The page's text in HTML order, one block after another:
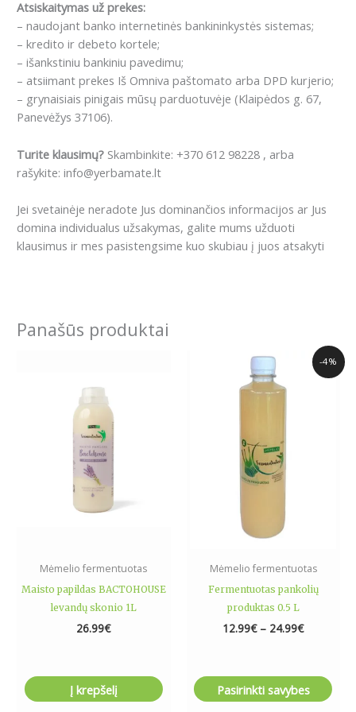
Atsiskaitymas už prekes:
– naudojant banko internetinės bankininkystės sistemas;
– kredito ir debeto kortele;
– išankstiniu bankiniu pavedimu;
– atsiimant prekes Iš Omniva paštomato arba DPD kurjerio;
– grynaisiais pinigais mūsų parduotuvėje (Klaipėdos g. 67,
Panevėžys 37106).
Turite klausimų? Skambinkite: +370 612 98228 , arba
rašykite: info@yerbamate.lt
Jei svetainėje neradote Jus dominančios informacijos ar Jus
domina individualus užsakymas, galite mums užduoti
klausimus ir mes pasistengsime kuo skubiau į juos atsakyti
Panašūs produktai
Mėmelio fermentuotas
Maisto papildas BACTOHOUSE
levandų skonio 1L
26.99€
Į krepšelį
-4%
Mėmelio fermentuotas
Fermentuotas pankolių
produktas 0.5 L
12.99€ – 24.99€
Price
range:
12.99€
Pasirinkti savybes
This
product
has
The
options
may
chosen
on
page